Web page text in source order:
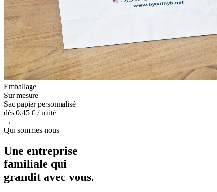
Emballage
Sur mesure
Sac papier personnalisé
dès 0,45 € / unité
→
Qui sommes-nous
Une entreprise
familiale qui
grandit avec vous.